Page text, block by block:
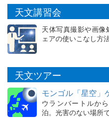
天文講習会
天体写真撮影や画像
ェアの使いこなし方
天文ツアー
モンゴル「星空」
ウランバートルか
泊。光害のない場所